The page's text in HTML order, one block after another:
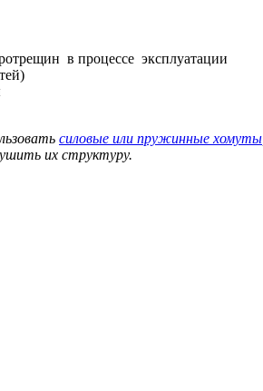
в процессе эксплуатации
силовые или пружинные хомуты
их структуру.